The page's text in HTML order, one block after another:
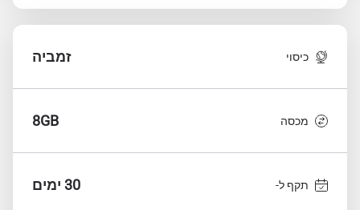
כיסוי זמביה
מכסה 8GB
תקף ל- 30 ימים